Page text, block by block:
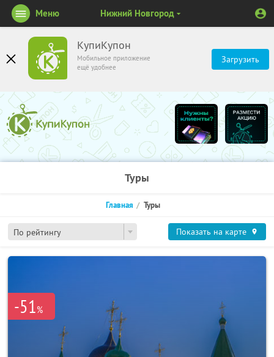
КупиКупон
Мобильное приложение
ещё удобнее
Загрузить
Меню Нижний Новгород
Туры
По рейтингу
Главная Туры
Показать на карте
-51%